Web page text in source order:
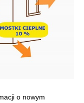
o nowym